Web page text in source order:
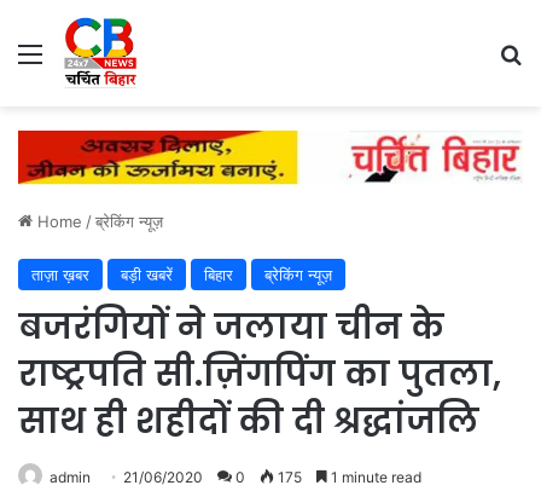
Menu
Home /ब्रेकिंग न्यूज़
ताज़ा ख़बर बड़ी खबरें बिहार ब्रेकिंग न्यूज़
बजरंगियों ने जलाया चीन के
राष्ट्रपति सी.ज़िंगपिंग का पुतला,
साथ ही शहीदों की दी श्रद्धांजलि
admin 21/06/2020 0 175 1 minute read